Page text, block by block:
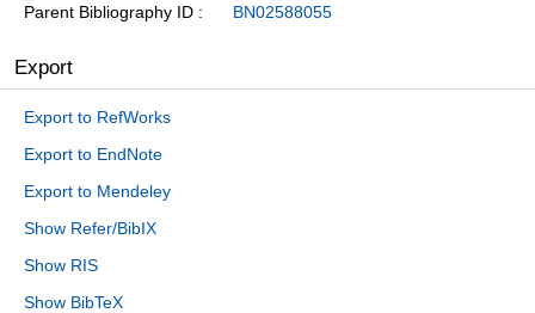
Parent Bibliography ID BN02588055
Export
Export to RefWorks
Export to EndNote
Export to Mendeley
Show Refer/BibIX
Show RIS
Show BibTeX